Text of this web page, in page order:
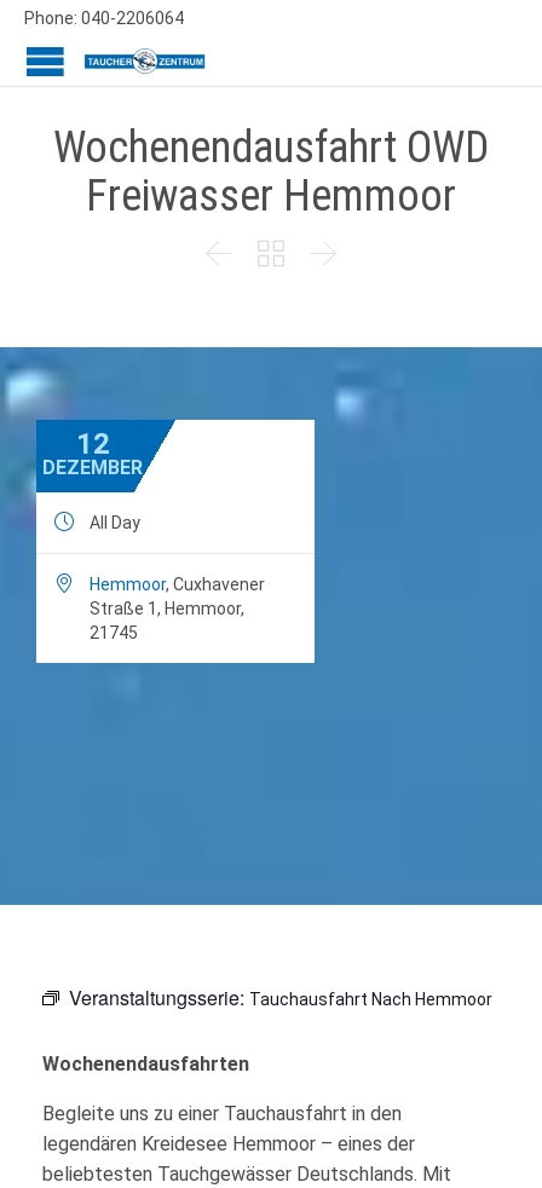
Phone: 040-2206064
Wochenendausfahrt OWD
Freiwasser Hemmoor
  
12
DEZEMBER
 All Day
 Hemmoor, Cuxhavener
Straße 1, Hemmoor,
21745
Veranstaltungsserie: Tauchausfahrt Nach Hemmoor
Wochenendausfahrten
Begleite uns zu einer Tauchausfahrt in den
legendären Kreidesee Hemmoor – eines der
beliebtesten Tauchgewässer Deutschlands. Mit